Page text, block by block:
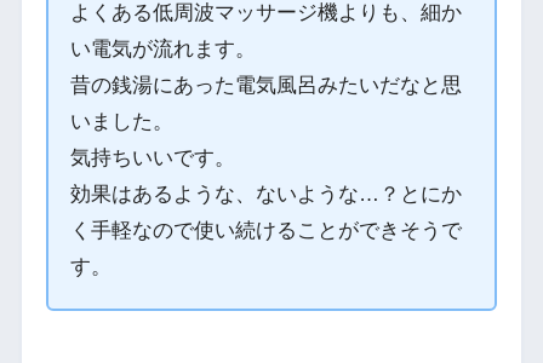
よくある低周波マッサージ機よりも、細か
い電気が流れます。
昔の銭湯にあった電気風呂みたいだなと思
いました。
気持ちいいです。
効果はあるような、ないような…？とにか
く手軽なので使い続けることができそうで
す。